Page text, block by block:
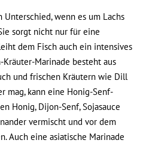
wenn es um Lachs
sorgt nicht nur für eine
dem Fisch auch ein intensives
Marinade besteht aus
und frischen Kräutern wie Dill
mag, kann eine Honig-Senf-
Honig, Dijon-Senf, Sojasauce
vermischt und vor dem
Auch eine asiatische Marinade